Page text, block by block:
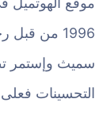
1996 من
سميث وإستمر
التحسينات